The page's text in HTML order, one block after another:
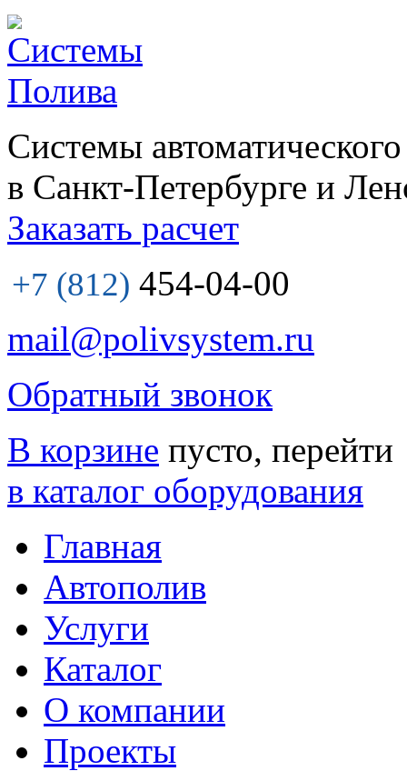
Системы
в Санкт-Петербурге и
Заказать расчет
+7 (812) 454-04-00
mail@polivsystem.ru
Обратный звонок
В корзине пусто, перейти
в каталог оборудования
Главная
Автополив
Услуги
Каталог
О компании
Проекты